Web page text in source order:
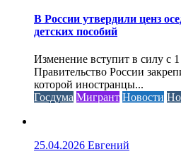
В России утвердили ценз
детских пособий
Изменение вступит в силу с
Правительство России
которой иностранцы...
Госдума Мигрант Новости
25.04.2026 Евгений